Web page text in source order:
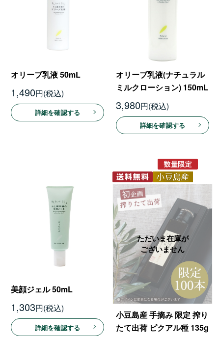
オリーブ乳液 50mL
1,490円
詳細を確認する
オリーブ乳液(ナチュラル
ミルクローション) 150mL
3,980円
詳細を確認する
美顔ジェル 50mL
1,303円
詳細を確認する
小豆島産 手摘み 限定 搾り
たて出荷 ピクアル種 135g